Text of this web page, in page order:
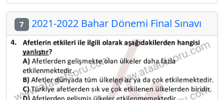
7 2021-2022 Bahar Dönemi Final Sınavı